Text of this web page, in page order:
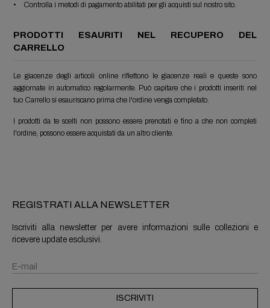
• Controlla i metodi di pagamento abilitati per gli acquisti sul nostro sito.
PRODOTTI ESAURITI NEL RECUPERO DEL
CARRELLO
Le giacenze degli articoli online riflettono le giacenze reali e queste sono
aggiornate in automatico regolarmente. Può capitare che i prodotti inseriti nel
tuo Carrello si esauriscano prima che l'ordine venga completato.
I prodotti da te scelti non possono essere prenotati e fino a che non completi
l'ordine, possono essere acquistati da un altro cliente.
REGISTRATI ALLA NEWSLETTER
Iscriviti alla newsletter per avere informazioni sulle collezioni e
ricevere update esclusivi.
ISCRIVITI